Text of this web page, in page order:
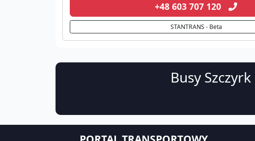
+48 603 707 120
STANTRANS - Beta
Busy